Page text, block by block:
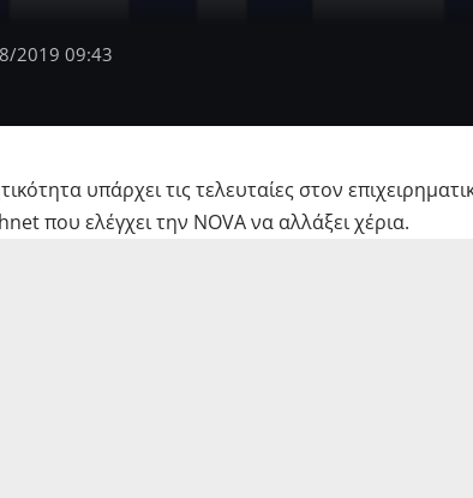
2019 09:43
υπάρχει τις τελευταίες στον
που ελέγχει την NOVA να αλλάξει χέρια.